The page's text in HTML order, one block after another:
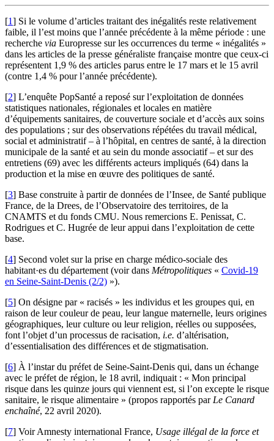
[1] Si le volume d’articles traitant des inégalités reste relativement
faible, il l’est moins que l’année précédente à la même période : une
recherche via Europresse sur les occurrences du terme « inégalités »
dans les articles de la presse généraliste française montre que ceux-ci
représentent 1,9 % des articles parus entre le 17 mars et le 15 avril
(contre 1,4 % pour l’année précédente).
[2] L’enquête PopSanté a reposé sur l’exploitation de données
statistiques nationales, régionales et locales en matière
d’équipements sanitaires, de couverture sociale et d’accès aux soins
des populations ; sur des observations répétées du travail médical,
social et administratif – à l’hôpital, en centres de santé, à la direction
municipale de la santé et au sein du monde associatif – et sur des
entretiens (69) avec les différents acteurs impliqués (64) dans la
production et la mise en œuvre des politiques de santé.
[3] Base construite à partir de données de l’Insee, de Santé publique
France, de la Drees, de l’Observatoire des territoires, de la
CNAMTS et du fonds CMU. Nous remercions E. Penissat, C.
Rodrigues et C. Hugrée de leur appui dans l’exploitation de cette
base.
[4] Second volet sur la prise en charge médico-sociale des
habitant·es du département (voir dans Métropolitiques « Covid-19
en Seine-Saint-Denis (2/2) »).
[5] On désigne par « racisés » les individus et les groupes qui, en
raison de leur couleur de peau, leur langue maternelle, leurs origines
géographiques, leur culture ou leur religion, réelles ou supposées,
font l’objet d’un processus de racisation, i.e. d’altérisation,
d’essentialisation des différences et de stigmatisation.
[6] À l’instar du préfet de Seine-Saint-Denis qui, dans un échange
avec le préfet de région, le 18 avril, indiquait : « Mon principal
risque dans les quinze jours qui viennent est, si l’on excepte le risque
sanitaire, le risque alimentaire » (propos rapportés par Le Canard
enchaîné, 22 avril 2020).
[7] Voir Amnesty international France, Usage illégal de la force et